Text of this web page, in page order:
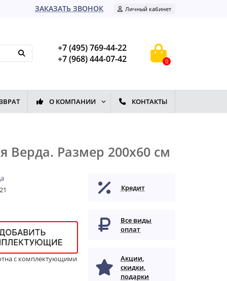
ЗАКАЗАТЬ ЗВОНОК Личный кабинет
+7 (495) 769-44-22
+7 (968) 444-07-42
0
О КОМПАНИИ КОНТАКТЫ
Размер 200x60 см
с комплектующими
Кредит
Все виды
оплат
Акции,
скидки,
подарки